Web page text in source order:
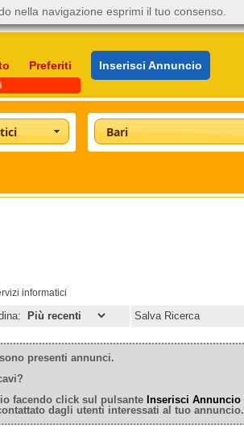
Preferiti Inserisci Annuncio
Bari
informatici
Salva Ricerca
presenti annunci.
facendo click sul pulsante Inserisci Annuncio
dagli utenti interessati al tuo annuncio.
nella navigazione esprimi il tuo consenso.